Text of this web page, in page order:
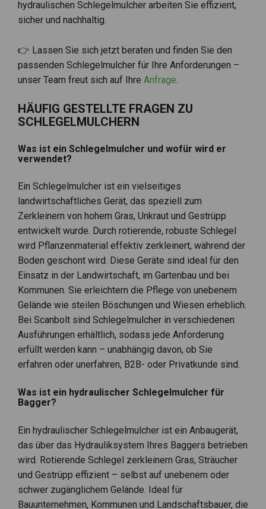
hydraulischen Schlegelmulcher arbeiten Sie effizient,
sicher und nachhaltig.
👉 Lassen Sie sich jetzt beraten und finden Sie den
passenden Schlegelmulcher für Ihre Anforderungen –
unser Team freut sich auf Ihre Anfrage
HÄUFIG GESTELLTE FRAGEN ZU
SCHLEGELMULCHERN
Was ist ein Schlegelmulcher und wofür wird er
verwendet?
Ein Schlegelmulcher ist ein vielseitiges
landwirtschaftliches Gerät, das speziell zum
Zerkleinern von hohem Gras, Unkraut und Gestrüpp
entwickelt wurde. Durch rotierende, robuste Schlegel
wird Pflanzenmaterial effektiv zerkleinert, während der
Boden geschont wird. Diese Geräte sind ideal für den
Einsatz in der Landwirtschaft, im Gartenbau und bei
Kommunen. Sie erleichtern die Pflege von unebenem
Gelände wie steilen Böschungen und Wiesen erheblich.
Bei Scanbolt sind Schlegelmulcher in verschiedenen
Ausführungen erhältlich, sodass jede Anforderung
erfüllt werden kann – unabhängig davon, ob Sie
erfahren oder unerfahren, B2B- oder Privatkunde sind.
Was ist ein hydraulischer Schlegelmulcher für
Bagger?
Ein hydraulischer Schlegelmulcher ist ein Anbaugerät,
das über das Hydrauliksystem Ihres Baggers betrieben
wird. Rotierende Schlegel zerkleinern Gras, Sträucher
und Gestrüpp effizient – selbst auf unebenem oder
schwer zugänglichem Gelände. Ideal für
Bauunternehmen, Kommunen und Landschaftsbauer, die